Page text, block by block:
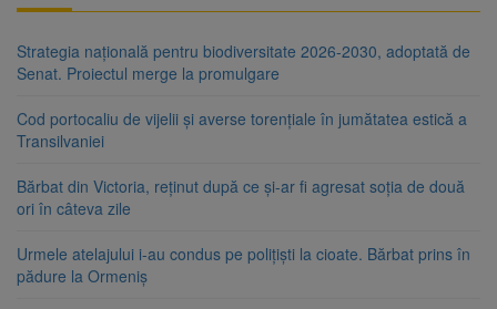
Strategia națională pentru biodiversitate 2026-2030, adoptată de
Senat. Proiectul merge la promulgare
Cod portocaliu de vijelii și averse torențiale în jumătatea estică a
Transilvaniei
Bărbat din Victoria, reținut după ce și-ar fi agresat soția de două
ori în câteva zile
Urmele atelajului i-au condus pe polițiști la cioate. Bărbat prins în
pădure la Ormeniș